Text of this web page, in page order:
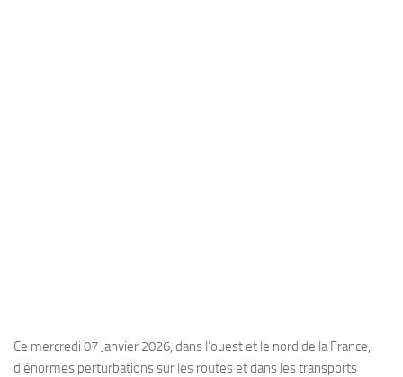
Ce mercredi 07 Janvier 2026, dans l’ouest et le nord de la France,
d’énormes perturbations sur les routes et dans les transports